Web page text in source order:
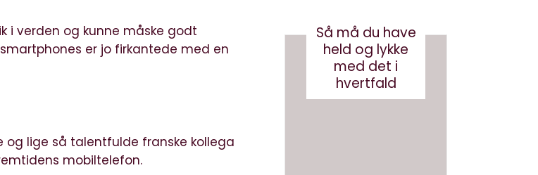
i verden og kunne måske godt
er jo firkantede med en
og lige så talentfulde franske kollega
mobiltelefon.
Så må du have
held og lykke
med det i
hvertfald